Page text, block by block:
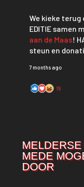
We kieke terug
EDITIE samen
aan de Maas!
steun en
7 months ago
16
MEDE
DOOR